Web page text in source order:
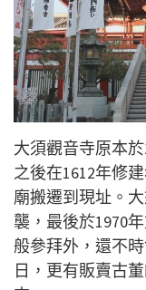
大須觀音寺原本
之後在1612年修
廟搬遷到現址。
襲，最後於1970
般參拜外，還不
日，更有販賣古